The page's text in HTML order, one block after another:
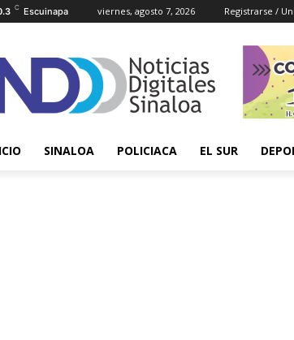
C Escuinapa viernes, agosto 7, 2026 Registrarse /
SINALOA POLICIACA EL SUR